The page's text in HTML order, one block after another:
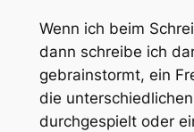
Wenn ich beim
dann schreibe ich
gebrainstormt, ein
die
durchgespielt oder